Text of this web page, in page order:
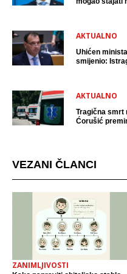
AKTUALNO
Uhićen
smijenio:
AKTUALNO
Tragična smrt
Ćorušić
VEZANI ČLANCI
ZANIMLJIVOSTI